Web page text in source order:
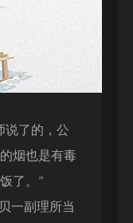
了的，公
烟也是有毒
了。”
一副理所当